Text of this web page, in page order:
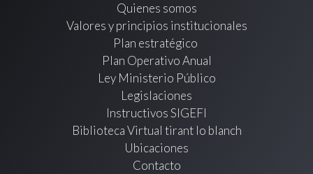
Quienes somos
Valores y principios institucionales
Plan estratégico
Plan Operativo Anual
Ley Ministerio Público
Legislaciones
Instructivos SIGEFI
Biblioteca Virtual tirant lo blanch
Ubicaciones
Contacto